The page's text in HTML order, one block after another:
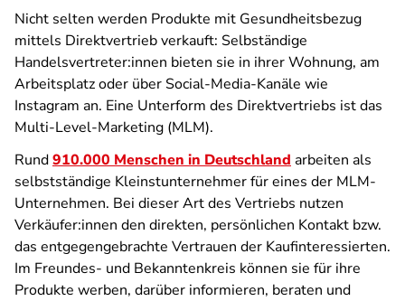
Nicht selten werden Produkte mit Gesundheitsbezug
mittels Direktvertrieb verkauft: Selbständige
Handelsvertreter:innen bieten sie in ihrer Wohnung, am
Arbeitsplatz oder über Social-Media-Kanäle wie
Instagram an. Eine Unterform des Direktvertriebs ist das
Multi-Level-Marketing (MLM).
Rund910.000 Menschen in Deutschland arbeiten als
selbstständige Kleinstunternehmer für eines der MLM-
Unternehmen. Bei dieser Art des Vertriebs nutzen
Verkäufer:innen den direkten, persönlichen Kontakt bzw.
das entgegengebrachte Vertrauen der Kaufinteressierten.
Im Freundes- und Bekanntenkreis können sie für ihre
Produkte werben, darüber informieren, beraten und